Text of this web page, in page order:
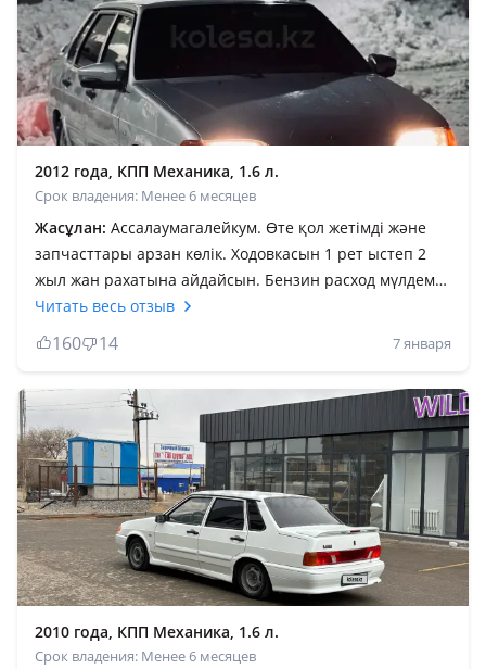
2012 года, КПП Механика, 1.6 л.
Срок владения: Менее 6 месяцев
Жасұлан: Ассалаумагалейкум. Өте қол жетімді және
запчасттары арзан көлік. Ходовкасын 1 рет ыстеп 2
жыл жан рахатына айдайсын. Бензин расход мүлдем
жоқ. Серьезный жүретін көлік екен. Мақтай берсең
сөзің таусылмайды. Алуға кеңес беремін. Трассада да
жеңіл әрі жақсы жылдамдықты ұстай алады. Трассада
6л. Калада 7, 8 л жиді.4 мыңға бензин құйып қойсаң
сенен бақытты адам жоқ. Әрі үлкен кісілерге әрі
жастарға арналған көлік. Моторын өзің ашып жаба
бересің.1 ші көлікке ойланбастан осыны алатын едім.
Мақтай берсең + і көп. Минусы мүлдем жоқ деуге
болады.
Читать весь отзыв
160 14 7 января
2010 года, КПП Механика, 1.6 л.
Срок владения: Менее 6 месяцев